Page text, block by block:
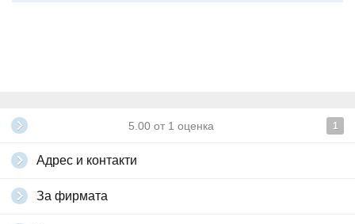
5.00 от 1 оценка 1
Адрес и контакти
За фирмата